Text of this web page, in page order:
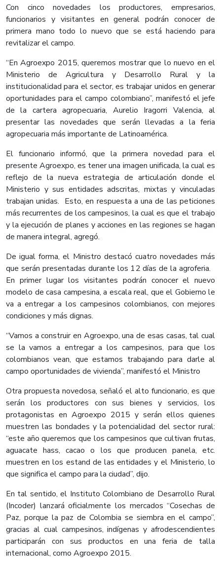
​Con cinco novedades los productores, empresarios,
funcionarios y visitantes en general podrán conocer de
primera mano todo lo nuevo que se está haciendo para
revitalizar el campo.
“En Agroexpo 2015, queremos mostrar que lo nuevo en el
Ministerio de Agricultura y Desarrollo Rural y la
institucionalidad para el sector, es trabajar unidos en generar
oportunidades para el campo colombiano”, manifestó el jefe
de la cartera agropecuaria, Aurelio Iragorri Valencia, al
presentar las novedades que serán llevadas a la feria
agropecuaria más importante de Latinoamérica.
El funcionario informó, que la primera novedad para el
presente Agroexpo, es tener una imagen unificada, la cual es
reflejo de la nueva estrategia de articulación donde el
Ministerio y sus entidades adscritas, mixtas y vinculadas
trabajan unidas. Esto, en respuesta a una de las peticiones
más recurrentes de los campesinos, la cual es que el trabajo
y la ejecución de planes y acciones en las regiones se hagan
de manera integral, agregó.
De igual forma, el Ministro destacó cuatro novedades más
que serán presentadas durante los 12 días de la agroferia.
En primer lugar los visitantes podrán conocer el nuevo
modelo de casa campesina, a escala real, que el Gobierno le
va a entregar a los campesinos colombianos, con mejores
condiciones y más dignas.
“Vamos a construir en Agroexpo, una de esas casas, tal cual
se la vamos a entregar a los campesinos, para que los
colombianos vean, que estamos trabajando para darle al
campo oportunidades de vivienda”, manifestó el Ministro
Otra propuesta novedosa, señaló el alto funcionario, es que
serán los productores con sus bienes y servicios, los
protagonistas en Agroexpo 2015 y serán ellos quienes
muestren las bondades y la potencialidad del sector rural:
“este año queremos que los campesinos que cultivan frutas,
aguacate hass, cacao o los que producen panela, etc.
muestren en los estand de las entidades y el Ministerio, lo
que significa el campo para la ciudad”, dijo.
En tal sentido, el Instituto Colombiano de Desarrollo Rural
(Incoder) lanzará oficialmente los mercados “Cosechas de
Paz, porque la paz de Colombia se siembra en el campo”,
gracias al cual campesinos, indígenas y afrodescendientes
participarán con sus productos en una feria de talla
internacional, como Agroexpo 2015.